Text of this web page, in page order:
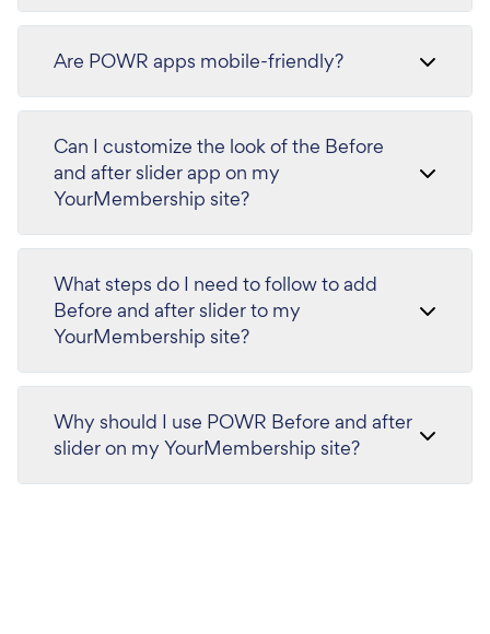
Are POWR apps mobile-friendly?
Can I customize the look of the Before
and after slider app on my
YourMembership site?
What steps do I need to follow to add
Before and after slider to my
YourMembership site?
Why should I use POWR Before and after
slider on my YourMembership site?